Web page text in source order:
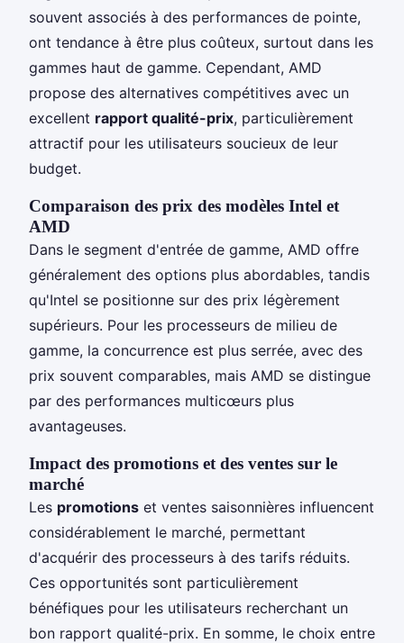
souvent associés à des performances de pointe,
ont tendance à être plus coûteux, surtout dans les
gammes haut de gamme. Cependant, AMD
propose des alternatives compétitives avec un
excellent rapport qualité-prix, particulièrement
attractif pour les utilisateurs soucieux de leur
budget.
Comparaison des prix des modèles Intel et
AMD
Dans le segment d'entrée de gamme, AMD offre
généralement des options plus abordables, tandis
qu'Intel se positionne sur des prix légèrement
supérieurs. Pour les processeurs de milieu de
gamme, la concurrence est plus serrée, avec des
prix souvent comparables, mais AMD se distingue
par des performances multicœurs plus
avantageuses.
Impact des promotions et des ventes sur le
marché
Les promotions et ventes saisonnières influencent
considérablement le marché, permettant
d'acquérir des processeurs à des tarifs réduits.
Ces opportunités sont particulièrement
bénéfiques pour les utilisateurs recherchant un
bon rapport qualité-prix. En somme, le choix entre